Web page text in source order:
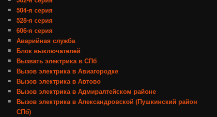
504-я серия
528-я серия
606-я серия
Аварийная служба
Блок выключателей
Вызвать электрика в СПб
Вызов электрика в Авиагородке
Вызов электрика в Автово
Вызов электрика в Адмиралтейском районе
Вызов электрика в Александровской (Пушкинский район
СПб)